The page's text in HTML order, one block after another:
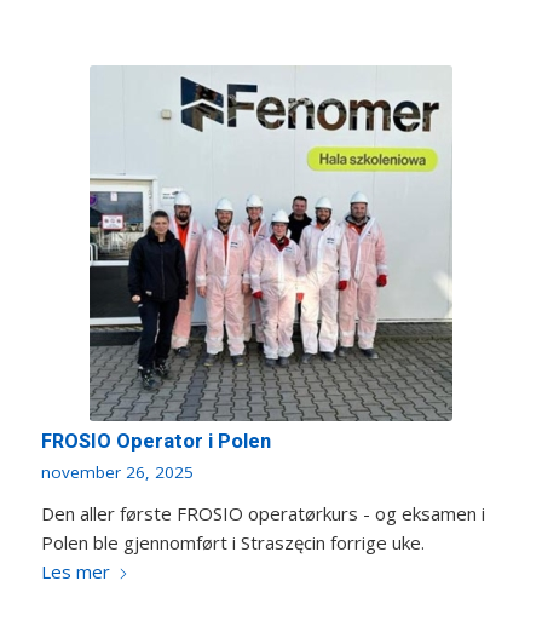
FROSIO Operator i Polen
november 26, 2025
Den aller første FROSIO operatørkurs - og eksamen i
Polen ble gjennomført i Straszęcin forrige uke.
Les mer